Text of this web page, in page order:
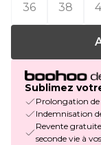
36
38
Sublimez
Prolongation de
Indemnisation
Revente
seconde vie à